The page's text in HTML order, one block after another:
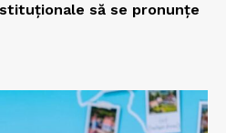
să se pronunțe